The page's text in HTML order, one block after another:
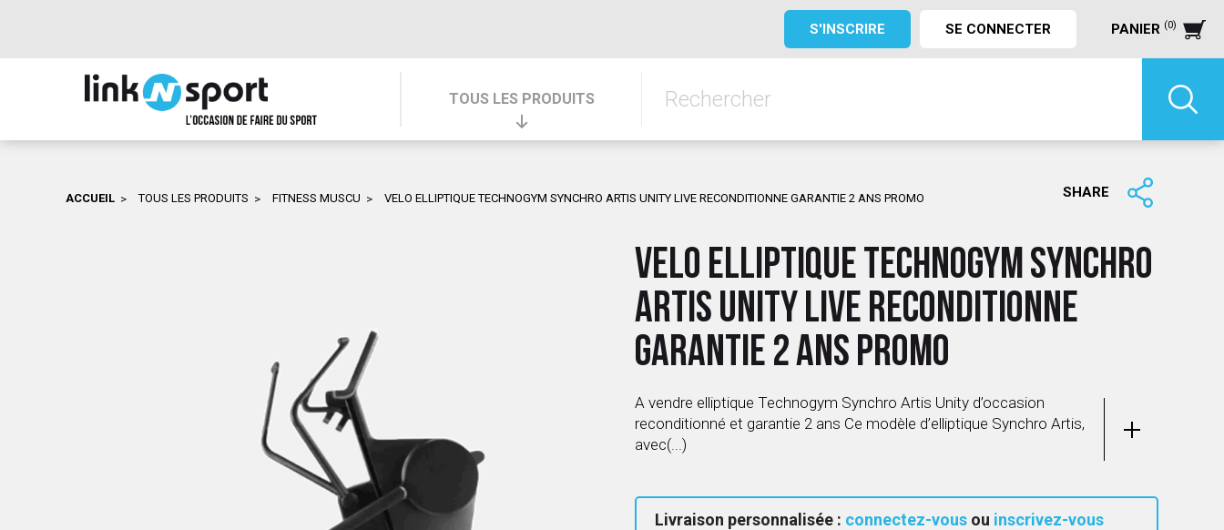
S'INSCRIRE SE CONNECTER PANIER (0)
HALTÈRE
RACK DE RANGEMENT D'HALTÈRES
PERFORMANCE
TOUS LES PRODUITS
ACCUEIL TOUS LES PRODUITS FITNESS MUSCU VELO ELLIPTIQUE TECHNOGYM SYNCHRO ARTIS UNITY LIVE RECONDITIONNE GARANTIE 2 ANS PROMO SHARE
VELO ELLIPTIQUE TECHNOGYM SYNCHRO
ARTIS UNITY LIVE RECONDITIONNE
GARANTIE 2 ANS PROMO
A vendre elliptique Technogym Synchro Artis Unity d’occasion
reconditionné et garantie 2 ans Ce modèle d’elliptique Synchro Artis,
avec(...)
Livraison personnalisée : connectez-vous ou inscrivez-vous